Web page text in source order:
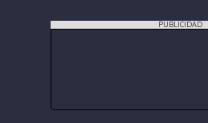
PUBLICIDAD